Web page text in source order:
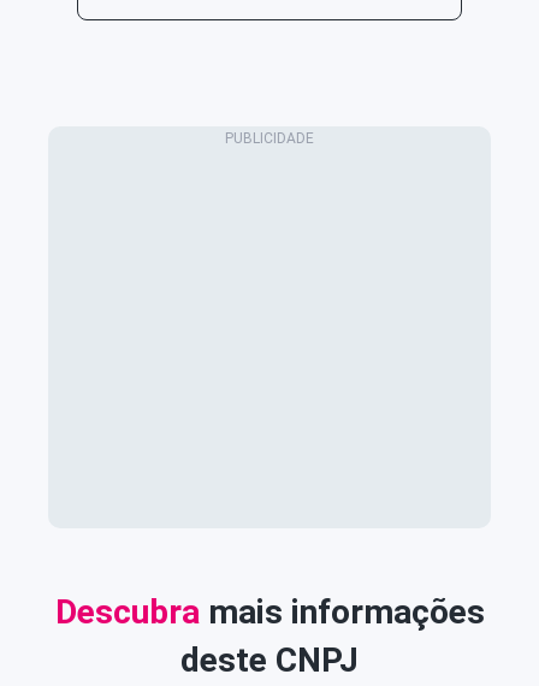
Descubra mais informações
deste CNPJ